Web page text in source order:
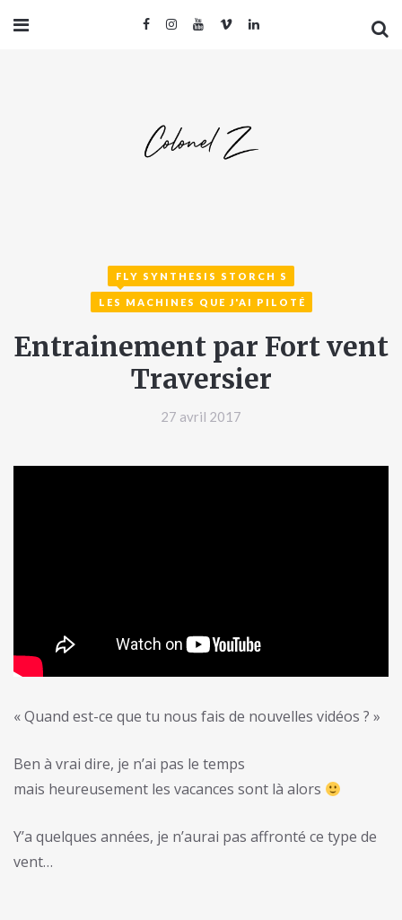
FLY SYNTHESIS STORCH S
LES MACHINES QUE J'AI PILOTÉ
Entrainement par Fort vent
Traversier
27 avril 2017
« Quand est-ce que tu nous fais de nouvelles vidéos ? »
Ben à vrai dire, je n’ai pas le temps
mais heureusement les vacances sont là alors
Y’a quelques années, je n’aurai pas affronté ce type de
vent…